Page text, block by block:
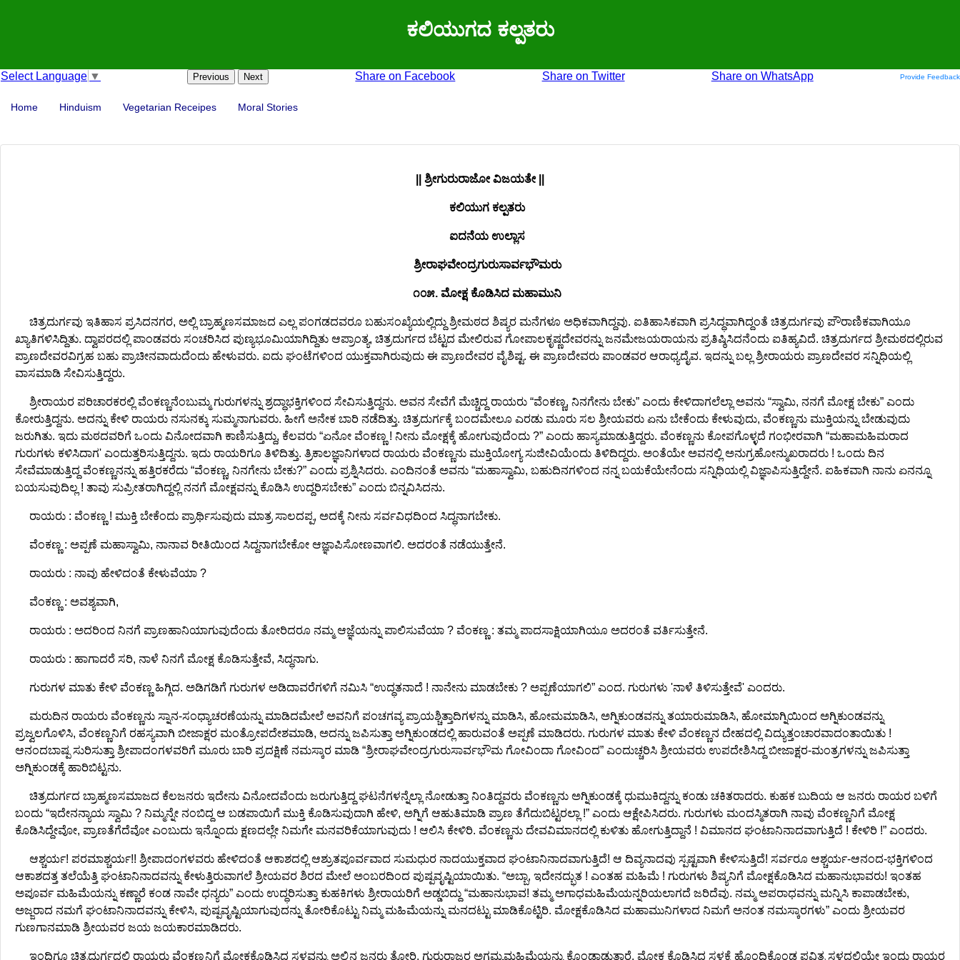
ಕಲಿಯುಗದ ಕಲ್ಪತರು
Select Language ▼ Previous Next Share on Facebook Share on Twitter Share on WhatsApp Provide Feedback
Home Hinduism Vegetarian Receipes Moral Stories
|| ಶ್ರೀಗುರುರಾಜೋ ವಿಜಯತೇ ||
ಕಲಿಯುಗ ಕಲ್ಪತರು
ಐದನೆಯ ಉಲ್ಲಾಸ
ಶ್ರೀರಾಘವೇಂದ್ರಗುರುಸಾರ್ವಭೌಮರು
೧೦೫. ಮೋಕ್ಷ ಕೊಡಿಸಿದ ಮಹಾಮುನಿ
ಚಿತ್ರದುರ್ಗವು ಇತಿಹಾಸ ಪ್ರಸಿದನಗರ, ಅಲ್ಲಿ ಬ್ರಾಹ್ಮಣಸಮಾಜದ ಎಲ್ಲ ಪಂಗಡದವರೂ ಬಹುಸಂಖ್ಯೆಯಲ್ಲಿದ್ದು ಶ್ರೀಮಠದ ಶಿಷ್ಯರ ಮನೆಗಳೂ ಅಧಿಕವಾಗಿದ್ದವು. ಐತಿಹಾಸಿಕವಾಗಿ ಪ್ರಸಿದ್ಧವಾಗಿದ್ದಂತೆ ಚಿತ್ರದುರ್ಗವು ಪೌರಾಣಿಕವಾಗಿಯೂ
ಖ್ಯಾತಿಗಳಿಸಿದ್ದಿತು. ದ್ವಾಪರದಲ್ಲಿ ಪಾಂಡವರು ಸಂಚರಿಸಿದ ಪುಣ್ಯಭೂಮಿಯಾಗಿದ್ದಿತು ಆಪ್ರಾಂತ್ಯ, ಚಿತ್ರದುರ್ಗದ ಬೆಟ್ಟದ ಮೇಲಿರುವ ಗೋಪಾಲಕೃಷ್ಣದೇವರನ್ನು ಜನಮೇಜಯರಾಯನು ಪ್ರತಿಷ್ಠಿಸಿದನೆಂದು ಐತಿಹ್ಯವಿದೆ. ಚಿತ್ರದುರ್ಗದ ಶ್ರೀಮಠದಲ್ಲಿರುವ
ಪ್ರಾಣದೇವರವಿಗ್ರಹ ಬಹು ಪ್ರಾಚೀನವಾದುದೆಂದು ಹೇಳುವರು. ಐದು ಘಂಟೆಗಳಿಂದ ಯುಕ್ತವಾಗಿರುವುದು ಈ ಪ್ರಾಣದೇವರ ವೈಶಿಷ್ಟ. ಈ ಪ್ರಾಣದೇವರು ಪಾಂಡವರ ಆರಾಧ್ಯದೈವ. ಇದನ್ನು ಬಲ್ಲ ಶ್ರೀರಾಯರು ಪ್ರಾಣದೇವರ ಸನ್ನಿಧಿಯಲ್ಲಿ
ವಾಸಮಾಡಿ ಸೇವಿಸುತ್ತಿದ್ದರು.
ಶ್ರೀರಾಯರ ಪರಿಚಾರಕರಲ್ಲಿ ವೆಂಕಣ್ಣನೆಂಬುಮ್ಮ ಗುರುಗಳನ್ನು ಶ್ರದ್ಧಾಭಕ್ತಿಗಳಿಂದ ಸೇವಿಸುತ್ತಿದ್ದನು. ಅವನ ಸೇವೆಗೆ ಮೆಚ್ಚಿದ್ದ ರಾಯರು “ವೆಂಕಣ್ಣ, ನಿನಗೇನು ಬೇಕು” ಎಂದು ಕೇಳಿದಾಗಲೆಲ್ಲಾ ಅವನು “ಸ್ವಾಮಿ, ನನಗೆ ಮೋಕ್ಷ ಬೇಕು” ಎಂದು
ಕೋರುತ್ತಿದ್ದನು. ಅದನ್ನು ಕೇಳಿ ರಾಯರು ನಸುನಕ್ಕು ಸುಮ್ಮನಾಗುವರು. ಹೀಗೆ ಅನೇಕ ಬಾರಿ ನಡೆದಿತ್ತು. ಚಿತ್ರದುರ್ಗಕ್ಕೆ ಬಂದಮೇಲೂ ಎರಡು ಮೂರು ಸಲ ಶ್ರೀಯವರು ಏನು ಬೇಕೆಂದು ಕೇಳುವುದು, ವೆಂಕಣ್ಣನು ಮುಕ್ತಿಯನ್ನು ಬೇಡುವುದು
ಜರುಗಿತು. ಇದು ಮಠದವರಿಗೆ ಒಂದು ವಿನೋದವಾಗಿ ಕಾಣಿಸುತ್ತಿದ್ದು, ಕೆಲವರು “ಏನೋ ವೆಂಕಣ್ಣ ! ನೀನು ಮೋಕ್ಷಕ್ಕೆ ಹೋಗುವುದೆಂದು ?” ಎಂದು ಹಾಸ್ಯಮಾಡುತ್ತಿದ್ದರು. ವೆಂಕಣ್ಣನು ಕೋಪಗೊಳ್ಳದೆ ಗಂಭೀರವಾಗಿ “ಮಹಾಮಹಿಮರಾದ
ಗುರುಗಳು ಕಳಿಸಿದಾಗ' ಎಂದುತ್ತರಿಸುತ್ತಿದ್ದನು. ಇದು ರಾಯರಿಗೂ ತಿಳಿದಿತ್ತು. ತ್ರಿಕಾಲಜ್ಞಾನಿಗಳಾದ ರಾಯರು ವೆಂಕಣ್ಣನು ಮುಕ್ತಿಯೋಗ್ಯ ಸುಜೀವಿಯೆಂದು ತಿಳಿದಿದ್ದರು. ಅಂತೆಯೇ ಅವನಲ್ಲಿ ಅನುಗ್ರಹೋನ್ಮುಖರಾದರು ! ಒಂದು ದಿನ
ಸೇವೆಮಾಡುತ್ತಿದ್ದ ವೆಂಕಣ್ಣನನ್ನು ಹತ್ತಿರಕರೆದು “ವೆಂಕಣ್ಣ, ನಿನಗೇನು ಬೇಕು?” ಎಂದು ಪ್ರಶ್ನಿಸಿದರು. ಎಂದಿನಂತೆ ಅವನು “ಮಹಾಸ್ವಾಮಿ, ಬಹುದಿನಗಳಿಂದ ನನ್ನ ಬಯಕೆಯೇನೆಂದು ಸನ್ನಿಧಿಯಲ್ಲಿ ವಿಜ್ಞಾಪಿಸುತ್ತಿದ್ದೇನೆ. ಐಹಿಕವಾಗಿ ನಾನು ಏನನ್ನೂ
ಬಯಸುವುದಿಲ್ಲ ! ತಾವು ಸುಪ್ರೀತರಾಗಿದ್ದಲ್ಲಿ ನನಗೆ ಮೋಕ್ಷವನ್ನು ಕೊಡಿಸಿ ಉದ್ದರಿಸಬೇಕು” ಎಂದು ಬಿನ್ನವಿಸಿದನು.
ರಾಯರು : ವೆಂಕಣ್ಣ ! ಮುಕ್ತಿ ಬೇಕೆಂದು ಪ್ರಾರ್ಥಿಸುವುದು ಮಾತ್ರ ಸಾಲದಪ್ಪ, ಅದಕ್ಕೆ ನೀನು ಸರ್ವವಿಧದಿಂದ ಸಿದ್ಧನಾಗಬೇಕು.
ವೆಂಕಣ್ಣ : ಅಪ್ಪಣೆ ಮಹಾಸ್ವಾಮಿ, ನಾನಾವ ರೀತಿಯಿಂದ ಸಿದ್ದನಾಗಬೇಕೋ ಆಜ್ಞಾಪಿಸೋಣವಾಗಲಿ. ಅದರಂತೆ ನಡೆಯುತ್ತೇನೆ.
ರಾಯರು : ನಾವು ಹೇಳಿದಂತೆ ಕೇಳುವೆಯಾ ?
ವೆಂಕಣ್ಣ : ಅವಶ್ಯವಾಗಿ,
ರಾಯರು : ಅದರಿಂದ ನಿನಗೆ ಪ್ರಾಣಹಾನಿಯಾಗುವುದೆಂದು ತೋರಿದರೂ ನಮ್ಮ ಆಜ್ಞೆಯನ್ನು ಪಾಲಿಸುವೆಯಾ ? ವೆಂಕಣ್ಣ : ತಮ್ಮ ಪಾದಸಾಕ್ಷಿಯಾಗಿಯೂ ಅದರಂತೆ ವರ್ತಿಸುತ್ತೇನೆ.
ರಾಯರು : ಹಾಗಾದರೆ ಸರಿ, ನಾಳೆ ನಿನಗೆ ಮೋಕ್ಷ ಕೊಡಿಸುತ್ತೇವೆ, ಸಿದ್ಧನಾಗು.
ಗುರುಗಳ ಮಾತು ಕೇಳಿ ವೆಂಕಣ್ಣ ಹಿಗ್ಗಿದ. ಅಡಿಗಡಿಗೆ ಗುರುಗಳ ಅಡಿದಾವರೆಗಳಿಗೆ ನಮಿಸಿ “ಉದ್ಧತನಾದೆ ! ನಾನೇನು ಮಾಡಬೇಕು ? ಅಪ್ಪಣೆಯಾಗಲಿ” ಎಂದ. ಗುರುಗಳು 'ನಾಳೆ ತಿಳಿಸುತ್ತೇವೆ' ಎಂದರು.
ಮರುದಿನ ರಾಯರು ವೆಂಕಣ್ಣನು ಸ್ನಾನ-ಸಂಧ್ಯಾಚರಣೆಯನ್ನು ಮಾಡಿದಮೇಲೆ ಅವನಿಗೆ ಪಂಚಗವ್ಯ ಪ್ರಾಯಶ್ಚಿತ್ತಾದಿಗಳನ್ನು ಮಾಡಿಸಿ, ಹೋಮಮಾಡಿಸಿ, ಅಗ್ನಿಕುಂಡವನ್ನು ತಯಾರುಮಾಡಿಸಿ, ಹೋಮಾಗ್ನಿಯಿಂದ ಅಗ್ನಿಕುಂಡವನ್ನು
ಪ್ರಜ್ವಲಗೊಳಿಸಿ, ವೆಂಕಣ್ಣನಿಗೆ ರಹಸ್ಯವಾಗಿ ಬೀಜಾಕ್ಷರ ಮಂತ್ರೋಪದೇಶಮಾಡಿ, ಅದನ್ನು ಜಪಿಸುತ್ತಾ ಅಗ್ನಿಕುಂಡದಲ್ಲಿ ಹಾರುವಂತೆ ಅಪ್ಪಣೆ ಮಾಡಿದರು. ಗುರುಗಳ ಮಾತು ಕೇಳಿ ವೆಂಕಣ್ಣನ ದೇಹದಲ್ಲಿ ವಿದ್ಯುತ್ತಂಚಾರವಾದಂತಾಯಿತು !
ಆನಂದಬಾಷ್ಪ ಸುರಿಸುತ್ತಾ ಶ್ರೀಪಾದಂಗಳವರಿಗೆ ಮೂರು ಬಾರಿ ಪ್ರದಕ್ಷಿಣೆ ನಮಸ್ಕಾರ ಮಾಡಿ “ಶ್ರೀರಾಘವೇಂದ್ರಗುರುಸಾರ್ವಭೌಮ ಗೋವಿಂದಾ ಗೋವಿಂದ” ಎಂದುಚ್ಚರಿಸಿ ಶ್ರೀಯವರು ಉಪದೇಶಿಸಿದ್ದ ಬೀಜಾಕ್ಷರ-ಮಂತ್ರಗಳನ್ನು ಜಪಿಸುತ್ತಾ
ಅಗ್ನಿಕುಂಡಕ್ಕೆ ಹಾರಿಬಿಟ್ಟನು.
ಚಿತ್ರದುರ್ಗದ ಬ್ರಾಹ್ಮಣಸಮಾಜದ ಕೆಲಜನರು ಇದೇನು ವಿನೋದವೆಂದು ಜರುಗುತ್ತಿದ್ದ ಘಟನೆಗಳನ್ನೆಲ್ಲಾ ನೋಡುತ್ತಾ ನಿಂತಿದ್ದವರು ವೆಂಕಣ್ಣನು ಅಗ್ನಿಕುಂಡಕ್ಕೆ ಧುಮುಕಿದ್ದನ್ನು ಕಂಡು ಚಕಿತರಾದರು. ಕುಹಕ ಬುದಿಯ ಆ ಜನರು ರಾಯರ ಬಳಿಗೆ
ಬಂದು “ಇದೇನನ್ಯಾಯ ಸ್ವಾಮಿ ? ನಿಮ್ಮನ್ನೇ ನಂಬಿದ್ದ ಆ ಬಡಪಾಯಿಗೆ ಮುಕ್ತಿ ಕೊಡಿಸುವುದಾಗಿ ಹೇಳಿ, ಅಗ್ನಿಗೆ ಆಹುತಿಮಾಡಿ ಪ್ರಾಣ ತೆಗೆದುಬಿಟ್ಟರಲ್ಲಾ !” ಎಂದು ಆಕ್ಷೇಪಿಸಿದರು. ಗುರುಗಳು ಮಂದಸ್ಮಿತರಾಗಿ ನಾವು ವೆಂಕಣ್ಣನಿಗೆ ಮೋಕ್ಷ
ಕೊಡಿಸಿದ್ದೇವೋ, ಪ್ರಾಣತೆಗೆದೆವೋ ಎಂಬುದು ಇನ್ನೊಂದು ಕ್ಷಣದಲ್ಲೇ ನಿಮಗೇ ಮನವರಿಕೆಯಾಗುವುದು ! ಆಲಿಸಿ ಕೇಳಿರಿ. ವೆಂಕಣ್ಣನು ದೇವವಿಮಾನದಲ್ಲಿ ಕುಳಿತು ಹೋಗುತ್ತಿದ್ದಾನೆ ! ವಿಮಾನದ ಘಂಟಾನಿನಾದವಾಗುತ್ತಿದೆ ! ಕೇಳಿರಿ !” ಎಂದರು.
ಆಶ್ಚರ್ಯ! ಪರಮಾಶ್ಚರ್ಯ!! ಶ್ರೀಪಾದಂಗಳವರು ಹೇಳಿದಂತೆ ಆಕಾಶದಲ್ಲಿ ಆಶ್ರುತಪೂರ್ವವಾದ ಸುಮಧುರ ನಾದಯುಕ್ತವಾದ ಘಂಟಾನಿನಾದವಾಗುತ್ತಿದೆ! ಆ ದಿವ್ಯನಾದವು ಸ್ಪಷ್ಟವಾಗಿ ಕೇಳಿಸುತ್ತಿದೆ! ಸರ್ವರೂ ಆಶ್ಚರ್ಯ-ಆನಂದ-ಭಕ್ತಿಗಳಿಂದ
ಆಕಾಶದತ್ತ ತಲೆಯೆತ್ತಿ ಘಂಟಾನಿನಾದವನ್ನು ಕೇಳುತ್ತಿರುವಾಗಲೆ ಶ್ರೀಯವರ ಶಿರದ ಮೇಲೆ ಅಂಬರದಿಂದ ಪುಷ್ಪವೃಷ್ಟಿಯಾಯಿತು. “ಅಬ್ಬಾ, ಇದೇನದ್ಭುತ ! ಎಂತಹ ಮಹಿಮೆ ! ಗುರುಗಳು ಶಿಷ್ಯನಿಗೆ ಮೋಕ್ಷಕೊಡಿಸಿದ ಮಹಾನುಭಾವರು! ಇಂತಹ
ಅಪೂರ್ವ ಮಹಿಮೆಯನ್ನು ಕಣ್ಣಾರೆ ಕಂಡ ನಾವೇ ಧನ್ಯರು” ಎಂದು ಉದ್ಧರಿಸುತ್ತಾ ಕುಹಕಿಗಳು ಶ್ರೀರಾಯರಿಗೆ ಅಡ್ಡಬಿದ್ದು “ಮಹಾನುಭಾವ! ತಮ್ಮ ಅಗಾಧಮಹಿಮೆಯನ್ನರಿಯಲಾಗದೆ ಜರಿದೆವು. ನಮ್ಮ ಅಪರಾಧವನ್ನು ಮನ್ನಿಸಿ ಕಾಪಾಡಬೇಕು,
ಅಜ್ಜರಾದ ನಮಗೆ ಘಂಟಾನಿನಾದವನ್ನು ಕೇಳಿಸಿ, ಪುಷ್ಪವೃಷ್ಟಿಯಾಗುವುದನ್ನು ತೋರಿಕೊಟ್ಟು ನಿಮ್ಮ ಮಹಿಮೆಯನ್ನು ಮನದಟ್ಟು ಮಾಡಿಕೊಟ್ಟಿರಿ. ಮೋಕ್ಷಕೊಡಿಸಿದ ಮಹಾಮುನಿಗಳಾದ ನಿಮಗೆ ಅನಂತ ನಮಸ್ಕಾರಗಳು” ಎಂದು ಶ್ರೀಯವರ
ಗುಣಗಾನಮಾಡಿ ಶ್ರೀಯವರ ಜಯ ಜಯಕಾರಮಾಡಿದರು.
ಇಂದಿಗೂ ಚಿತ್ರದುರ್ಗದಲ್ಲಿ ರಾಯರು ವೆಂಕಣ್ಣನಿಗೆ ಮೋಕ್ಷಕೊಡಿಸಿದ ಸ್ಥಳವನ್ನು ಅಲ್ಲಿನ ಜನರು ತೋರಿ, ಗುರುರಾಜರ ಅಗಮ್ಯಮಹಿಮೆಯನ್ನು ಕೊಂಡಾಡುತ್ತಾರೆ. ಮೋಕ್ಷ ಕೊಡಿಸಿದ ಸ್ಥಳಕ್ಕೆ ಹೊಂದಿಕೊಂಡ ಪವಿತ್ರ ಸ್ಥಳದಲ್ಲಿಯೇ ಇಂದು ರಾಯರ